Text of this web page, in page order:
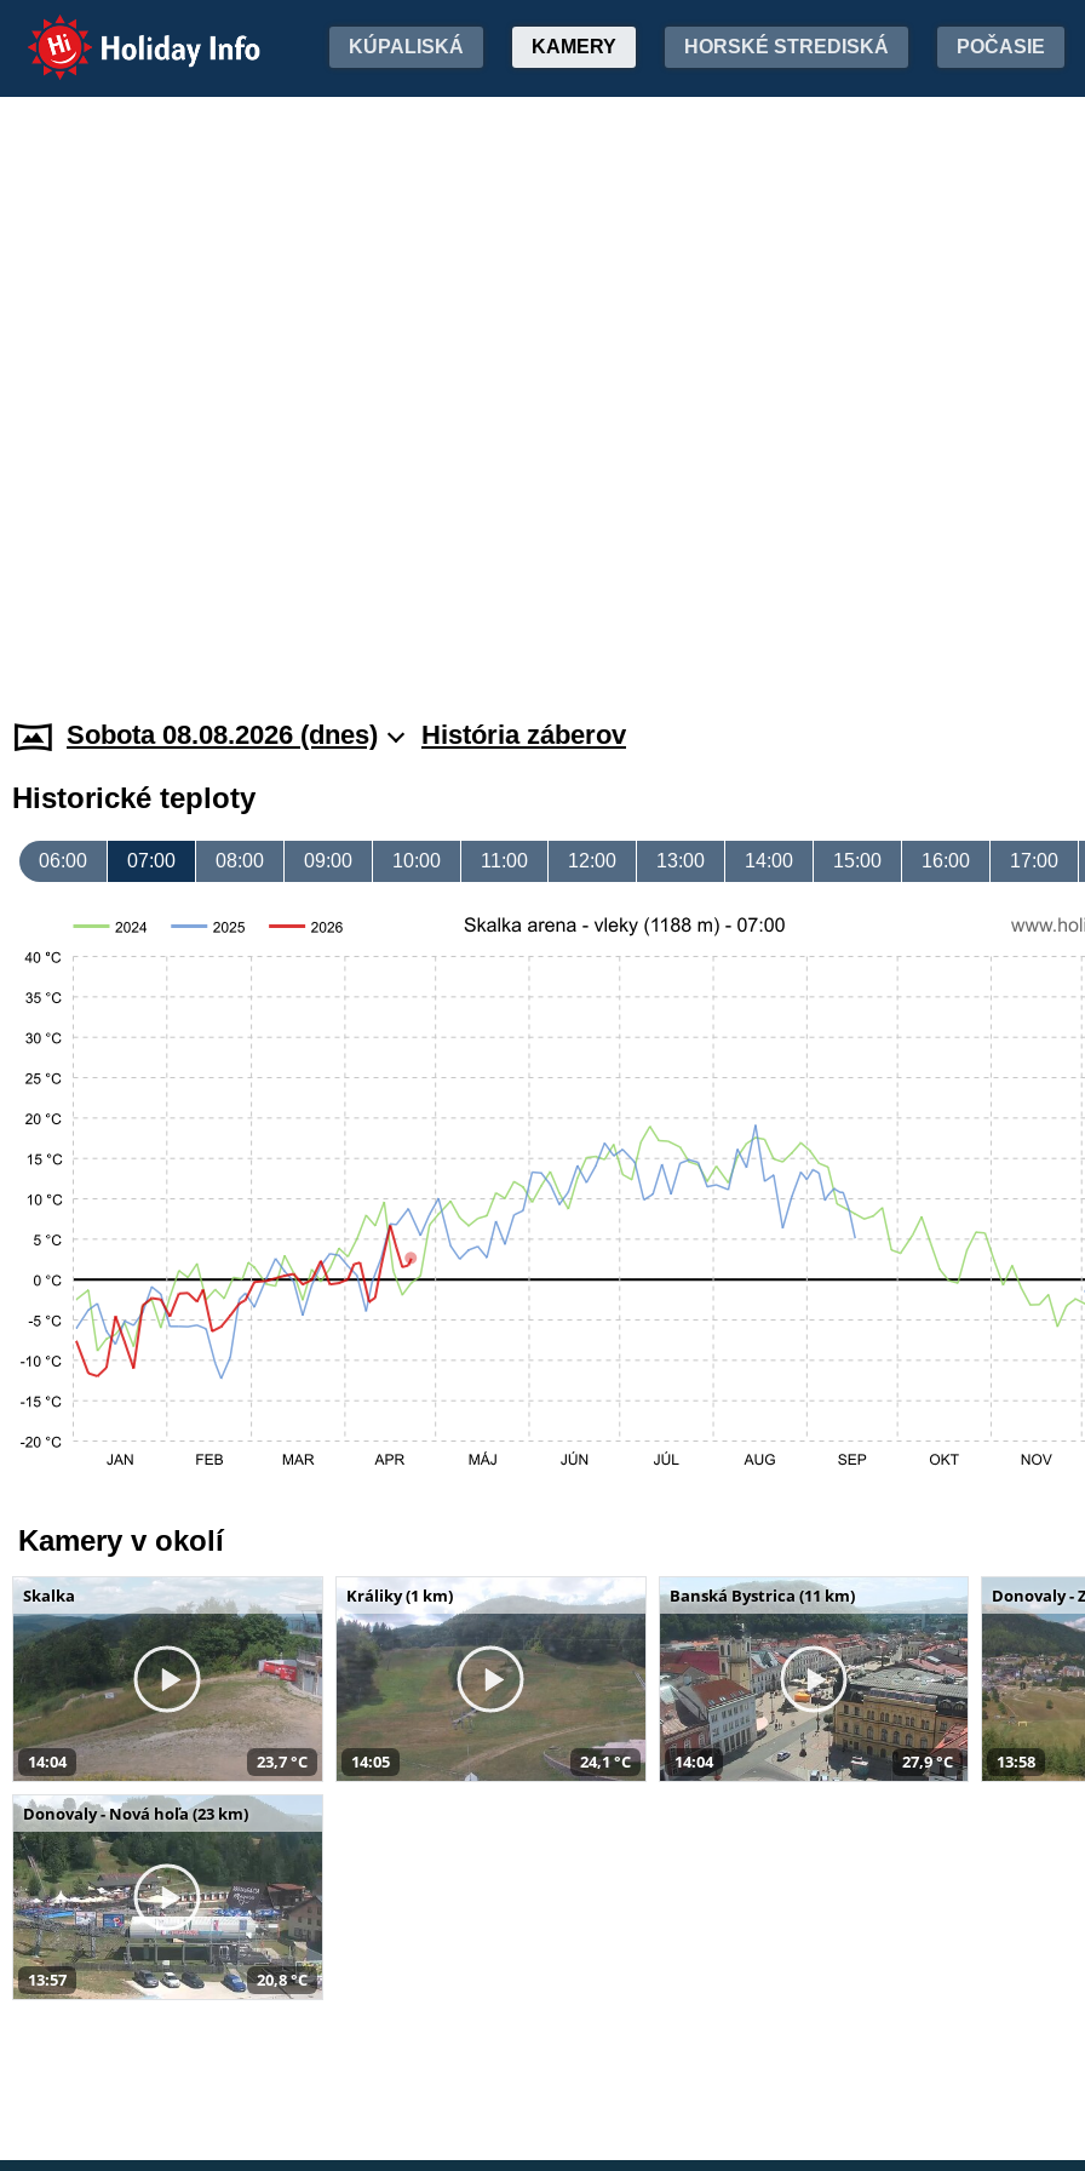
Holiday Info KÚPALISKÁ KAMERY HORSKÉ STREDISKÁ POČASIE
Sobota 08.08.2026 (dnes) História záberov
Historické teploty
06:00 07:00 08:00 09:00 10:00 11:00 12:00 13:00 14:00 15:00 16:00 17:00
Kamery v okolí
Skalka
14:04 23,7 °C
Králiky (1 km)
14:05 24,1 °C
Banská Bystrica (11 km)
14:04 27,9 °C
Donovaly -
13:58
Donovaly - Nová hoľa (23 km)
13:57 20,8 °C